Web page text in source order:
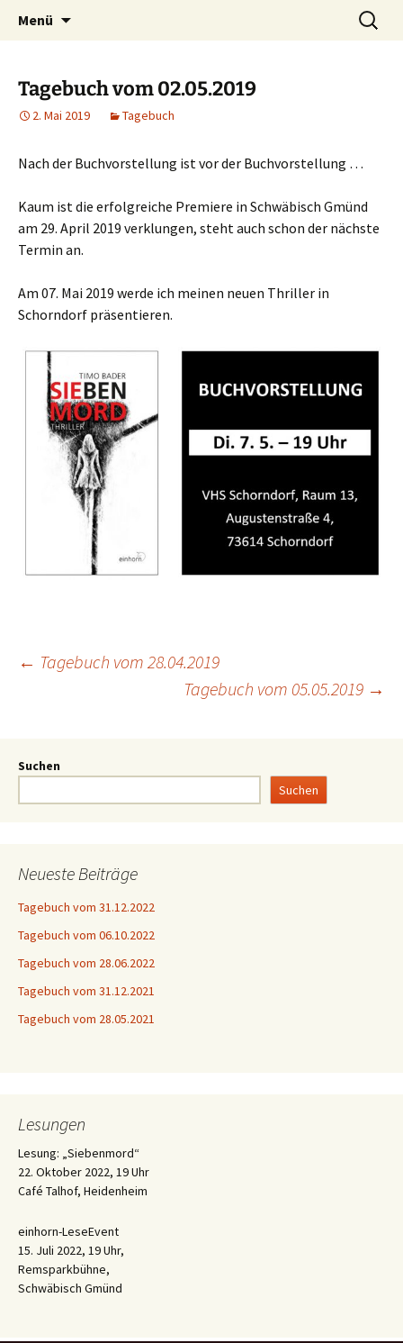
Timo Bader
Willkommen im Reich der Geschichten
Menü
Tagebuch vom 02.05.2019
2. Mai 2019 Tagebuch
Nach der Buchvorstellung ist vor der Buchvorstellung …
Kaum ist die erfolgreiche Premiere in Schwäbisch Gmünd
am 29. April 2019 verklungen, steht auch schon der nächste
Termin an.
Am 07. Mai 2019 werde ich meinen neuen Thriller in
Schorndorf präsentieren.
← Tagebuch vom 28.04.2019
Tagebuch vom 05.05.2019 →
Suchen
Suchen
Neueste Beiträge
Tagebuch vom 31.12.2022
Tagebuch vom 06.10.2022
Tagebuch vom 28.06.2022
Tagebuch vom 31.12.2021
Tagebuch vom 28.05.2021
Lesungen
Lesung: „Siebenmord“
22. Oktober 2022, 19 Uhr
Café Talhof, Heidenheim
einhorn-LeseEvent
15. Juli 2022, 19 Uhr,
Remsparkbühne,
Schwäbisch Gmünd